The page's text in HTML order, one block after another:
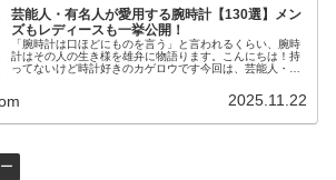
芸能人・有名人が愛用する腕時計【130選】メン
ズもレディースも一挙公開！
「腕時計は口ほどにものを言う」と言われるくらい、腕時
計はその人の生き様を雄弁に物語ります。こんにちは！持
ってないけど時計好きのカゲロウです今回は、芸能人・有
2025.11.22